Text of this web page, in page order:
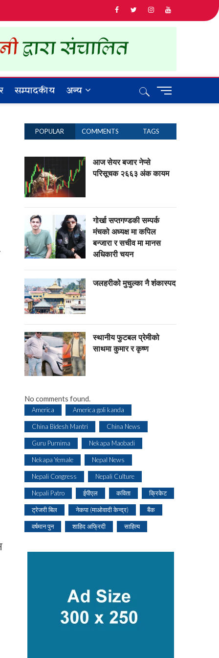
FacebooktwitterinstagramYouTube
सम्पादकीय अन्य
M
u
o
POPULAR COMMENTS TAGS
आज सेयर बजार नेप्से
परिसूचक २६६३ अंक कायम
गोर्खा सप्तगण्डकी सम्पर्क
मंचको अध्यक्ष मा कपिल
बन्जारा र सचीव मा मानस
अधिकारी चयन
जलहरीको मुचुल्का नै शंंकास्पद
स्थानीय फुटबल प्रेमीको
साथमा कुमार र कृष्ण
No comments found.
America America goli kanda
China Bidesh Mantri China News
Guru Purnima Nekapa Maobadi
Nekapa Yemale Nepal News
Nepali Congress Nepali Culture
Nepali Patro ईपीएल कविता क्रिकेट
ट्रेजरी बिल नेकपा (माओवादी केन्द्र) बैंक
वर्षमान पुन शाहिद अफ्रिदी साहित्य